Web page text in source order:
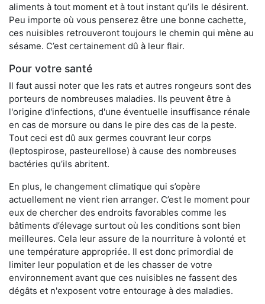
aliments à tout moment et à tout instant qu’ils le désirent.
Peu importe où vous penserez être une bonne cachette,
ces nuisibles retrouveront toujours le chemin qui mène au
sésame. C’est certainement dû à leur flair.
Pour votre santé
Il faut aussi noter que les rats et autres rongeurs sont des
porteurs de nombreuses maladies. Ils peuvent être à
l'origine d'infections, d'une éventuelle insuffisance rénale
en cas de morsure ou dans le pire des cas de la peste.
Tout ceci est dû aux germes couvrant leur corps
(leptospirose, pasteurellose) à cause des nombreuses
bactéries qu’ils abritent.
En plus, le changement climatique qui s’opère
actuellement ne vient rien arranger. C’est le moment pour
eux de chercher des endroits favorables comme les
bâtiments d’élevage surtout où les conditions sont bien
meilleures. Cela leur assure de la nourriture à volonté et
une température appropriée. Il est donc primordial de
limiter leur population et de les chasser de votre
environnement avant que ces nuisibles ne fassent des
dégâts et n'exposent votre entourage à des maladies.